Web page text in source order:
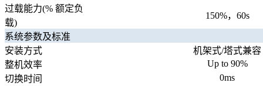
过载能力(% 额定负
载)
150%， 60s
系统参数及标准
安装方式
机架式/塔式兼容
整机效率
Up to 90%
切换时间
0ms